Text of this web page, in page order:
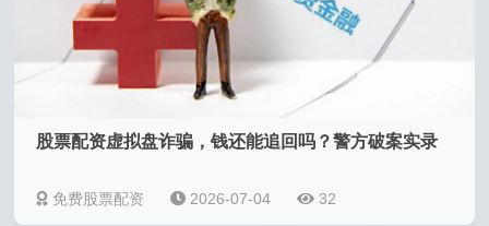
股票配资虚拟盘诈骗，钱还能追回吗？警方破案实录
免费股票配资 2026-07-04 32